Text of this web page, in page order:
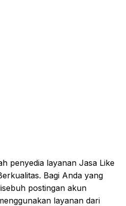
penyedia layanan Jasa Like
Bagi Anda yang
postingan akun
layanan dari